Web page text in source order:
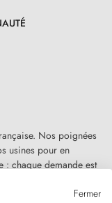
Nos poignées
usines pour en
: chaque demande est
Fermer